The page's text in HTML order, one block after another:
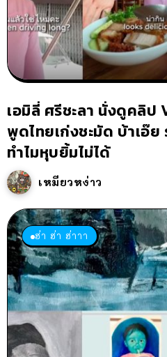
เอมิลี่ ศรีชะลา นั่งดูคลิป
พูดไทยเก่งชะมัด บ้าเอ๊ย
ทำไมหุบยิ้มไม่ได้
เหมียวหง่าว
ฮ่า ฮ่า ฮ่าาา